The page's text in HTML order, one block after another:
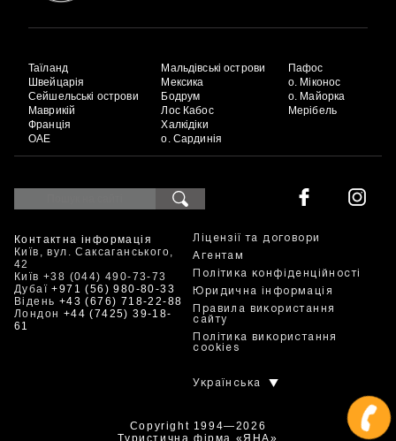
Таїланд
Швейцарія
Сейшельські острови
Маврикій
Франція
ОАЕ
Мальдівські острови
Мексика
Бодрум
Лос Кабос
Халкідіки
о. Сардинія
Пафос
о. Міконос
о. Майорка
Мерібель
Контактна інформація
Київ, вул. Саксаганського,
42
Київ +38 (044) 490-73-73
Дубаї+971 (56) 980-80-33
Відень +43 (676) 718-22-88
Лондон +44 (7425) 39-18-
61
Ліцензії та договори
Агентам
Політика конфіденційності
Юридична інформація
Правила використання
сайту
Політика використання
cookies
Українська
Copyright 1994—2026
Туристична фірма «ЯНА»